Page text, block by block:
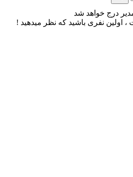
درج خواهد شد
اولین نفری باشید که نظر میدهید !